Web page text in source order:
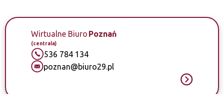
Wirtualne Biuro Poznań
(centrala)
536 784 134
poznan@biuro29.pl